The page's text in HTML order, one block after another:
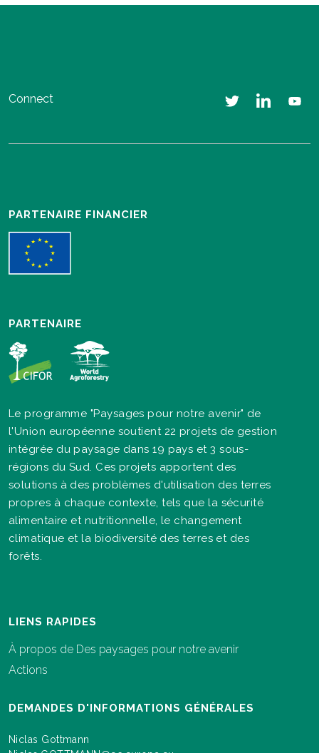
Connect
PARTENAIRE FINANCIER
PARTENAIRE
Le programme "Paysages pour notre avenir" de
l'Union européenne soutient 22 projets de gestion
intégrée du paysage dans 19 pays et 3 sous-
régions du Sud. Ces projets apportent des
solutions à des problèmes d'utilisation des terres
propres à chaque contexte, tels que la sécurité
alimentaire et nutritionnelle, le changement
climatique et la biodiversité des terres et des
forêts.
LIENS RAPIDES
À propos de Des paysages pour notre avenir
Actions
DEMANDES D'INFORMATIONS GÉNÉRALES
Niclas Gottmann